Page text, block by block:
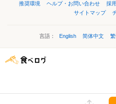
推奨環境
ヘルプ・お問い合わせ 採
サイトマップ
言語： English 简体中文